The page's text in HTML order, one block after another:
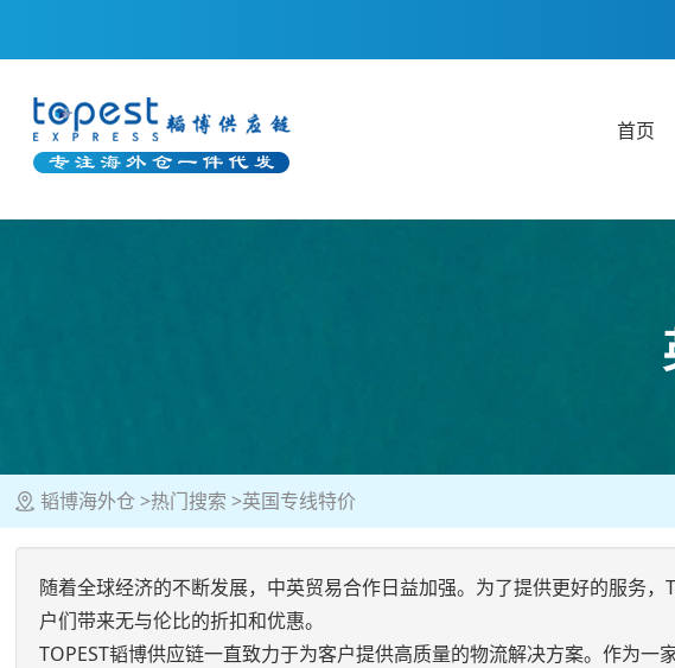
首页
韬博海外仓 热门搜索 英国专线特价
随着全球经济的不断发展，中英贸易合作日益加强。为了提供更好的服务
户们带来无与伦比的折扣和优惠。
TOPEST韬博供应链一直致力于为客户提供高质量的物流解决方案。作为